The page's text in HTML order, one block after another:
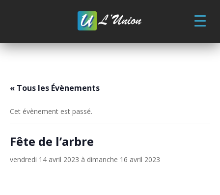
« Tous les Évènements
Cet évènement est passé.
Fête de l’arbre
vendredi 14 avril 2023 à dimanche 16 avril 2023